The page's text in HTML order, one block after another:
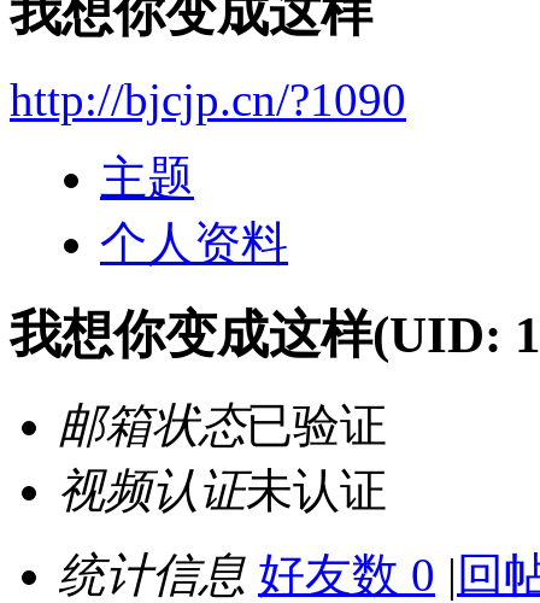
我想你变成这样
http://bjcjp.cn/?1090
主题
个人资料
我想你变成这样(UID:
邮箱状态已验证
视频认证未认证
统计信息 好友数 0 | 回